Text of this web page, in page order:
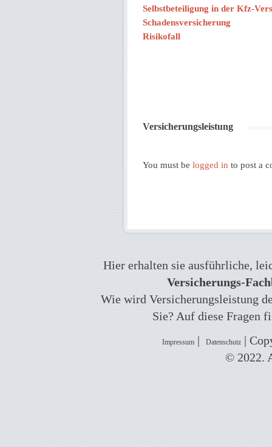
Selbstbeteiligung in der Kfz-
Schadensversicherung
Risikofall
Versicherungsleistung
You must be logged in to post a
Hier erhalten sie ausführliche,
Versicherungs-
Wie wird Versicherungsleistung
Sie? Auf diese Fragen
Impressum | Datenschutz |
© 2022.